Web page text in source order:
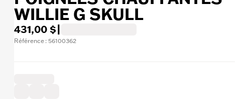
WILLIE G SKULL
431,00 $
Référence : 56100362